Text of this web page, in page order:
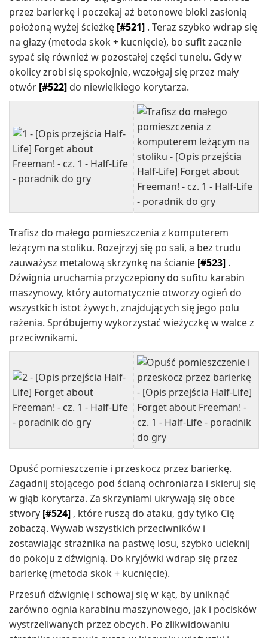
przez barierkę i poczekaj aż betonowe bloki zasłonią
położoną wyżej ścieżkę [#521] . Teraz szybko wdrap się
na głazy (metoda skok + kucnięcie), bo sufit zacznie
sypać się również w pozostałej części tunelu. Gdy w
okolicy zrobi się spokojnie, wczołgaj się przez mały
otwór [#522] do niewielkiego korytarza.
Trafisz do małego pomieszczenia z komputerem
leżącym na stoliku. Rozejrzyj się po sali, a bez trudu
zauważysz metalową skrzynkę na ścianie [#523] .
Dźwignia uruchamia przyczepiony do sufitu karabin
maszynowy, który automatycznie otworzy ogień do
wszystkich istot żywych, znajdujących się jego polu
rażenia. Spróbujemy wykorzystać wieżyczkę w walce z
przeciwnikami.
Opuść pomieszczenie i przeskocz przez barierkę.
Zagadnij stojącego pod ścianą ochroniarza i skieruj się
w głąb korytarza. Za skrzyniami ukrywają się obce
stwory [#524] , które ruszą do ataku, gdy tylko Cię
zobaczą. Wywab wszystkich przeciwników i
zostawiając strażnika na pastwę losu, szybko ucieknij
do pokoju z dźwignią. Do kryjówki wdrap się przez
barierkę (metoda skok + kucnięcie).
Przesuń dźwignię i schowaj się w kąt, by uniknąć
zarówno ognia karabinu maszynowego, jak i pocisków
wystrzeliwanych przez obcych. Po zlikwidowaniu